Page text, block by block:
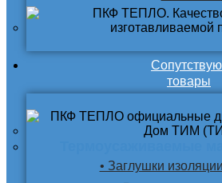
товары
• Заглушки изоляции